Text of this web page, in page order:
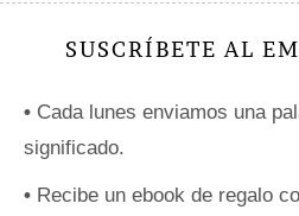
SUSCRÍBETE AL
• Cada lunes enviamos una
significado.
• Recibe un ebook de regalo